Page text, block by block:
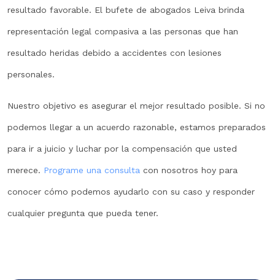
resultado favorable. El bufete de abogados Leiva brinda
representación legal compasiva a las personas que han
resultado heridas debido a accidentes con lesiones
personales.
Nuestro objetivo es asegurar el mejor resultado posible. Si no
podemos llegar a un acuerdo razonable, estamos preparados
para ir a juicio y luchar por la compensación que usted
merece. Programe una consulta con nosotros hoy para
conocer cómo podemos ayudarlo con su caso y responder
cualquier pregunta que pueda tener.